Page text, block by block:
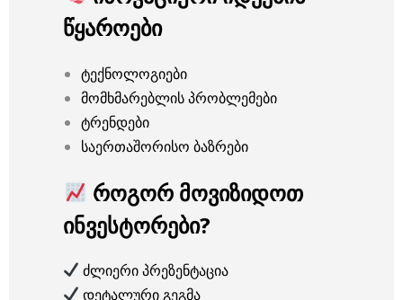
წყაროები
ტექნოლოგიები
მომხმარებლის პრობლემები
ტრენდები
საერთაშორისო ბაზრები
როგორ მოვიზიდოთ
ინვესტორები?
ძლიერი პრეზენტაცია
დეტალური გეგმა